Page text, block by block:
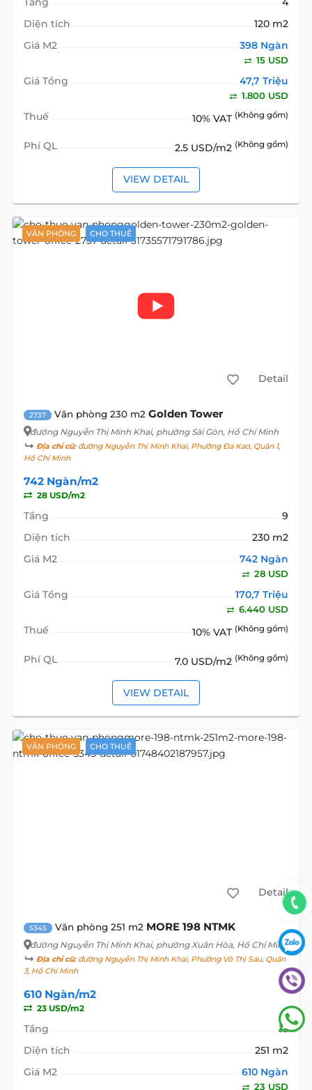
Diện tích
120 m2
Giá M2
398 Ngàn
15 USD
Giá Tổng 47,7 Triệu
1.800 USD
Thuế 10% VAT (Không gồm)
Phí QL 2.5 USD/m2 (Không gồm)
VIEW DETAIL
VĂN PHÒNG CHO THUÊ
Detail
2737 Văn phòng 230 m2 Golden Tower
đường Nguyễn Thị Minh Khai, phường Sài Gòn, Hồ Chí Minh
Địa chỉ cũ:đường Nguyễn Thị Minh Khai, Phường Đa Kao, Quận 1,
Hồ Chí Minh
742 Ngàn/m2
28 USD/m2
Tầng
9
Diện tích
230 m2
Giá M2
742 Ngàn
28 USD
Giá Tổng 170,7 Triệu
6.440 USD
Thuế 10% VAT (Không gồm)
Phí QL 7.0 USD/m2 (Không gồm)
VIEW DETAIL
VĂN PHÒNG CHO THUÊ
Detail
5345 Văn phòng 251 m2 MORE 198 NTMK
đường Nguyễn Thị Minh Khai, phường Xuân Hòa, Hồ Chí Minh
Địa chỉ cũ:đường Nguyễn Thị Minh Khai, Phường Võ Thị Sáu, Quận
3, Hồ Chí Minh
610 Ngàn/m2
23 USD/m2
Tầng
15
Diện tích
251 m2
Giá M2
610 Ngàn
23 USD